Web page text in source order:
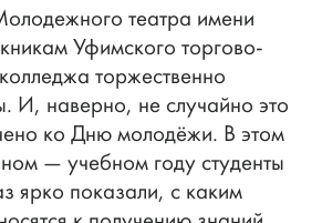
театра имени
Уфимского торгово-
торжественно
И, наверно, не случайно это
ко Дню молодёжи. В этом
— учебном году студенты
ярко показали, с каким